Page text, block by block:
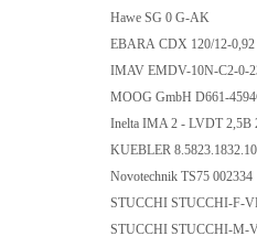
Hawe SG 0 G-AK
EBARA CDX 120/
IMAV EMDV-10N-
MOOG GmbH
Inelta IMA 2 - LVDT
KUEBLER
Novotechnik TS75
STUCCHI STUCCHI-
STUCCHI STUCCHI-